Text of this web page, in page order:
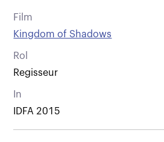
Film
Kingdom of Shadows
Rol
Regisseur
In
IDFA 2015